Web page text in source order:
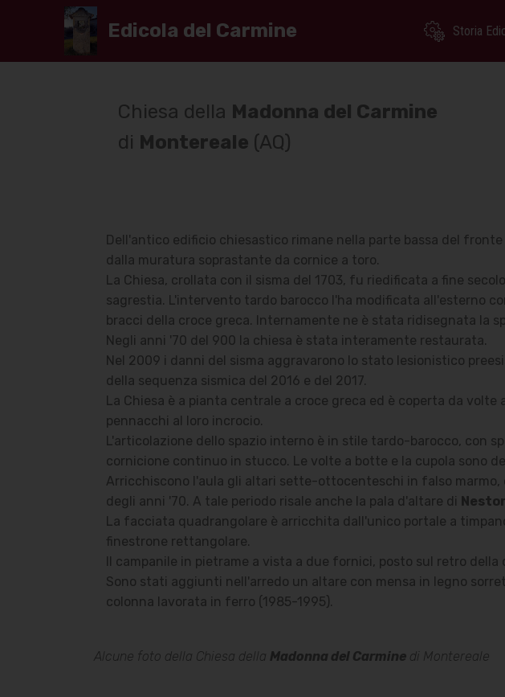
Chiesa della Madonna del Carmine
di Montereale (AQ)
Dell'antico edificio chiesastico rimane nella parte bassa del
dalla muratura soprastante da cornice a toro.
La Chiesa, crollata con il sisma del 1703, fu riedificata a fine
sagrestia. L'intervento tardo barocco l'ha modificata all'esterno
bracci della croce greca. Internamente ne è stata ridisegnata la
Negli anni '70 del 900 la chiesa è stata interamente restaurata.
Nel 2009 i danni del sisma aggravarono lo stato lesionistico
della sequenza sismica del 2016 e del 2017.
La Chiesa è a pianta centrale a croce greca ed è coperta da
pennacchi al loro incrocio.
L'articolazione dello spazio interno è in stile tardo-barocco, con
cornicione continuo in stucco. Le volte a botte e la cupola sono
Arricchiscono l'aula gli altari sette-ottocenteschi in falso
degli anni '70. A tale periodo risale anche la pala d'altare di
La facciata quadrangolare è arricchita dall'unico portale a
finestrone rettangolare.
Il campanile in pietrame a vista a due fornici, posto sul retro
Sono stati aggiunti nell'arredo un altare con mensa in legno
colonna lavorata in ferro (1985-1995).
Alcune foto della Chiesa della Madonna del Carmine di Montereale
Edicola del Carmine Storia